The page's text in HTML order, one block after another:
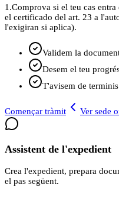
1.Comprova si el teu cas
el certificado del art. 23 a
l'exigiran si aplica).
Validem la
Desem el teu
T'avisem de
Començar tràmit Ver sede
Assistent de l'expedient
Crea l'expedient, prepara
el pas següent.